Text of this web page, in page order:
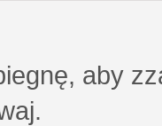
aby